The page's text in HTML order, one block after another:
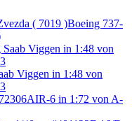
Boeing 737-
Viggen in 1:48 von
AIR-6 in 1:72 von A-